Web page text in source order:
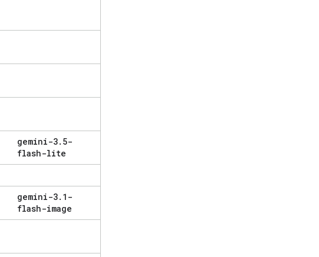
gemini-3. 5-
flash-lite
gemini-3. 1-
flash-image